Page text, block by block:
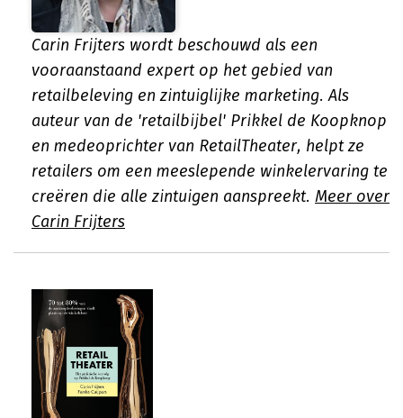
Carin Frijters wordt beschouwd als een
vooraanstaand expert op het gebied van
retailbeleving en zintuiglijke marketing. Als
auteur van de 'retailbijbel' Prikkel de Koopknop
en medeoprichter van RetailTheater, helpt ze
retailers om een meeslepende winkelervaring te
creëren die alle zintuigen aanspreekt. Meer over
Carin Frijters